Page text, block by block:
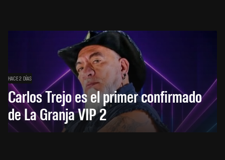
HACE 2 DÍAS
Carlos Trejo es el primer confirmado
de La Granja VIP 2